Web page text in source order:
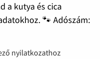
a kutya és cica
🐾 Adószám:
nyilatkozathoz